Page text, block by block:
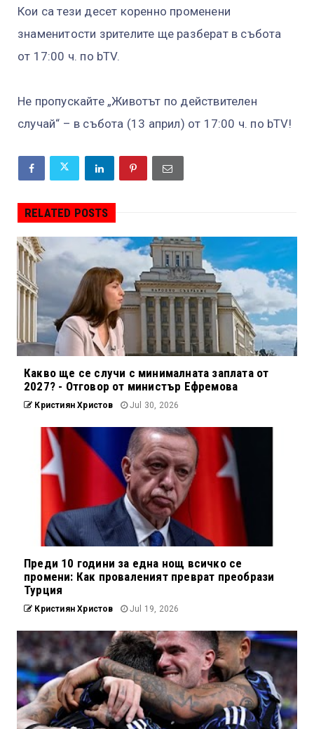
Кои са тези десет коренно променени
знаменитости зрителите ще разберат в събота
от 17:00 ч. по bTV.
Не пропускайте „Животът по действителен
случай“ – в събота (13 април) от 17:00 ч. по bTV!
RELATED POSTS
Какво ще се случи с минималната заплата от
2027? - Отговор от министър Ефремова
Кристиян Христов Jul 30, 2026
Преди 10 години за една нощ всичко се
промени: Как проваленият преврат преобрази
Турция
Кристиян Христов Jul 19, 2026